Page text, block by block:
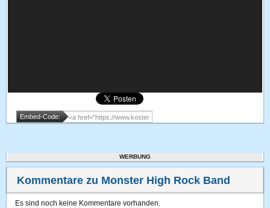
Embed-Code:
WERBUNG
Kommentare zu Monster High Rock Band
Es sind noch keine Kommentare vorhanden.